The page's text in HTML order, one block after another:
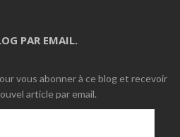
PAR EMAIL.
vous abonner à ce blog et recevoir
article par email.